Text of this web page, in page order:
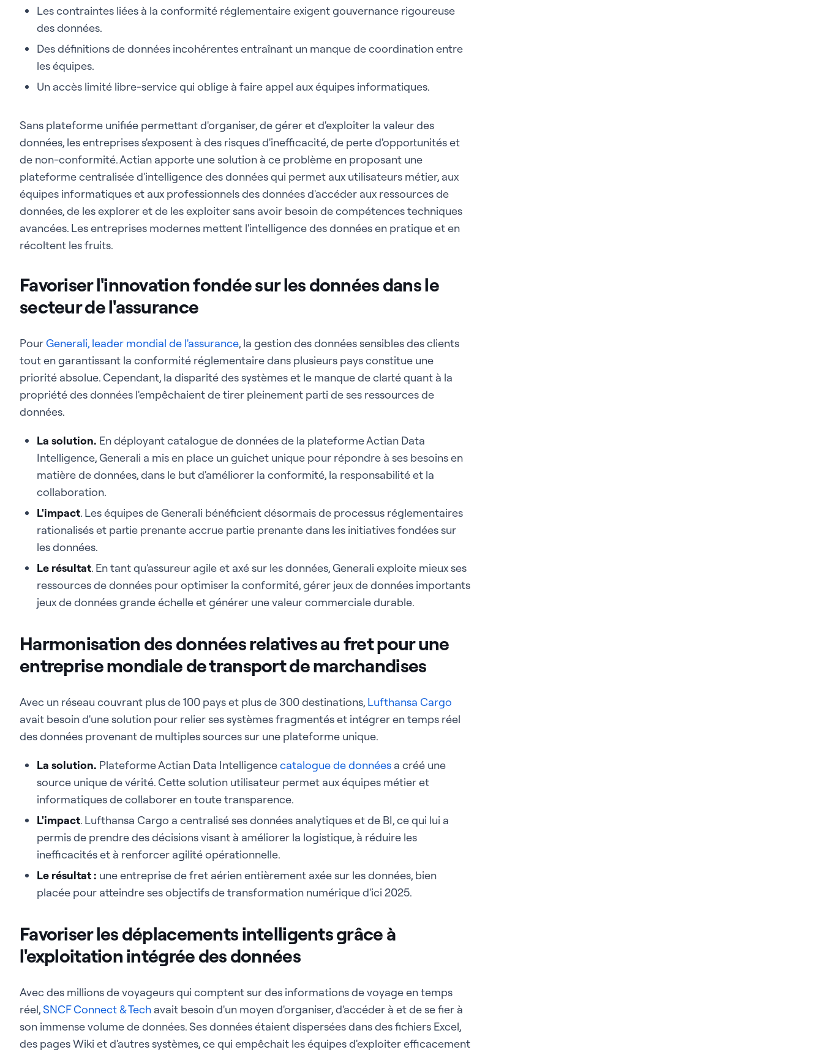
Les contraintes liées à la conformité réglementaire exigent gouvernance rigoureuse
des données.
Des définitions de données incohérentes entraînant un manque de coordination entre
les équipes.
Un accès limité libre-service qui oblige à faire appel aux équipes informatiques.
Sans plateforme unifiée permettant d'organiser, de gérer et d'exploiter la valeur des
données, les entreprises s'exposent à des risques d'inefficacité, de perte d'opportunités et
de non-conformité. Actian apporte une solution à ce problème en proposant une
plateforme centralisée d'intelligence des données qui permet aux utilisateurs métier, aux
équipes informatiques et aux professionnels des données d'accéder aux ressources de
données, de les explorer et de les exploiter sans avoir besoin de compétences techniques
avancées. Les entreprises modernes mettent l'intelligence des données en pratique et en
récoltent les fruits.
Favoriser l'innovation fondée sur les données dans le
secteur de l'assurance
PourGenerali, leader mondial de l'assurance, la gestion des données sensibles des clients
tout en garantissant la conformité réglementaire dans plusieurs pays constitue une
priorité absolue. Cependant, la disparité des systèmes et le manque de clarté quant à la
propriété des données l'empêchaient de tirer pleinement parti de ses ressources de
données.
La solution. En déployant catalogue de données de la plateforme Actian Data
Intelligence, Generali a mis en place un guichet unique pour répondre à ses besoins en
matière de données, dans le but d'améliorer la conformité, la responsabilité et la
collaboration.
L'impact. Les équipes de Generali bénéficient désormais de processus réglementaires
rationalisés et partie prenante accrue partie prenante dans les initiatives fondées sur
les données.
Le résultat. En tant qu'assureur agile et axé sur les données, Generali exploite mieux ses
ressources de données pour optimiser la conformité, gérer jeux de données importants
jeux de données grande échelle et générer une valeur commerciale durable.
Harmonisation des données relatives au fret pour une
entreprise mondiale de transport de marchandises
Avec un réseau couvrant plus de 100 pays et plus de 300 destinations, Lufthansa Cargo
avait besoin d'une solution pour relier ses systèmes fragmentés et intégrer en temps réel
des données provenant de multiples sources sur une plateforme unique.
La solution. Plateforme Actian Data Intelligencecatalogue de données a créé une
source unique de vérité. Cette solution utilisateur permet aux équipes métier et
informatiques de collaborer en toute transparence.
L'impact. Lufthansa Cargo a centralisé ses données analytiques et de BI, ce qui lui a
permis de prendre des décisions visant à améliorer la logistique, à réduire les
inefficacités et à renforcer agilité opérationnelle.
Le résultat : une entreprise de fret aérien entièrement axée sur les données, bien
placée pour atteindre ses objectifs de transformation numérique d'ici 2025.
Favoriser les déplacements intelligents grâce à
l'exploitation intégrée des données
Avec des millions de voyageurs qui comptent sur des informations de voyage en temps
réel,SNCF Connect & Tech avait besoin d'un moyen d'organiser, d'accéder à et de se fier à
son immense volume de données. Ses données étaient dispersées dans des fichiers Excel,
des pages Wiki et d'autres systèmes, ce qui empêchait les équipes d'exploiter efficacement